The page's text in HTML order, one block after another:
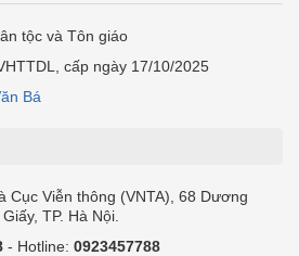
tộc và Tôn giáo
cấp ngày 17/10/2025
Bá
Cục Viễn thông (VNTA), 68 Dương
TP. Hà Nội.
- Hotline: 0923457788